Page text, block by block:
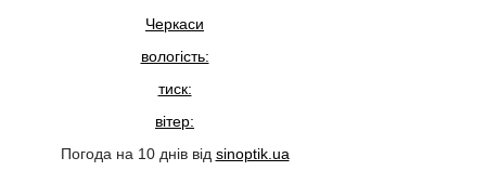
Черкаси
вологість:
тиск:
вітер:
Погода на 10 днів від sinoptik.ua